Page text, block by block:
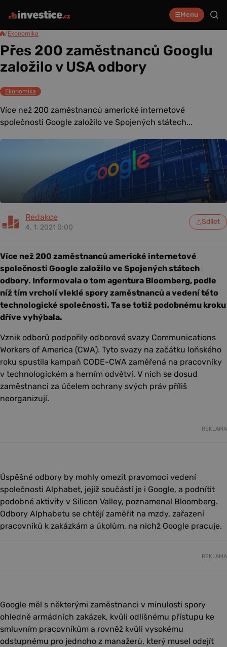
Menu
/Ekonomika
Přes 200 zaměstnanců Googlu
založilo v USA odbory
Ekonomika
Více než 200 zaměstnanců americké internetové
společnosti Google založilo ve Spojených státech...
Redakce
4. 1. 2021 0:00
Sdílet
Více než 200 zaměstnanců americké internetové
společnosti Google založilo ve Spojených státech
odbory. Informovala o tom agentura Bloomberg, podle
níž tím vrcholí vleklé spory zaměstnanců a vedení této
technologické společnosti. Ta se totiž podobnému kroku
dříve vyhýbala.
Vznik odborů podpořily odborové svazy Communications
Workers of America (CWA). Tyto svazy na začátku loňského
roku spustila kampaň CODE-CWA zaměřená na pracovníky
v technologickém a herním odvětví. V nich se dosud
zaměstnanci za účelem ochrany svých práv příliš
neorganizují.
REKLAMA
Úspěšné odbory by mohly omezit pravomoci vedení
společnosti Alphabet, jejíž součástí je i Google, a podnítit
podobné aktivity v Silicon Valley, poznamenal Bloomberg.
Odbory Alphabetu se chtějí zaměřit na mzdy, zařazení
pracovníků k zakázkám a úkolům, na nichž Google pracuje.
REKLAMA
Google měl s některými zaměstnanci v minulosti spory
ohledně armádních zakázek, kvůli odlišnému přístupu ke
smluvním pracovníkům a rovněž kvůli vysokému
odstupnému pro jednoho z manažerů, který musel odejít